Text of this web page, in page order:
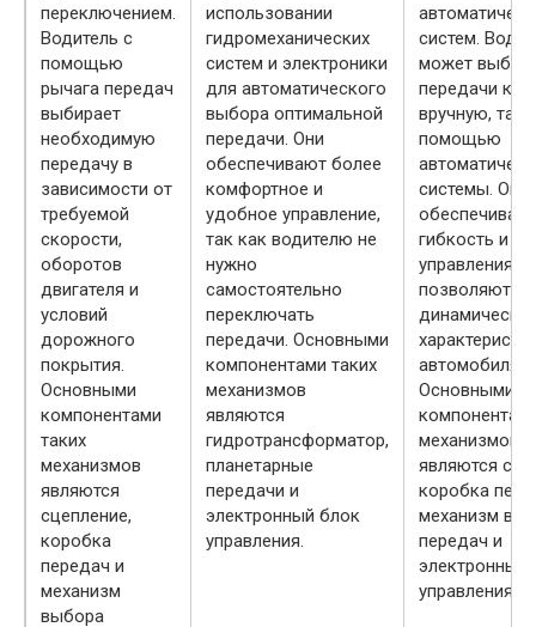
переключением.
Водитель с
помощью
рычага передач
выбирает
необходимую
передачу в
зависимости от
требуемой
скорости,
оборотов
двигателя и
условий
дорожного
покрытия.
Основными
компонентами
таких
механизмов
являются
сцепление,
коробка
передач и
механизм
выбора
использовании
гидромеханических
систем и электроники
для автоматического
выбора оптимальной
передачи. Они
обеспечивают более
комфортное и
удобное управление,
так как водителю не
нужно
самостоятельно
переключать
передачи. Основными
компонентами таких
механизмов
являются
гидротрансформатор,
планетарные
передачи и
электронный блок
управления.
систем.
может
передачи как
вручную, так
помощью
системы. Они
гибкость и
управления,
позволяют
автомобиля.
Основными
механизмов
являются
коробка
механизм
передач и
электронный
управления.